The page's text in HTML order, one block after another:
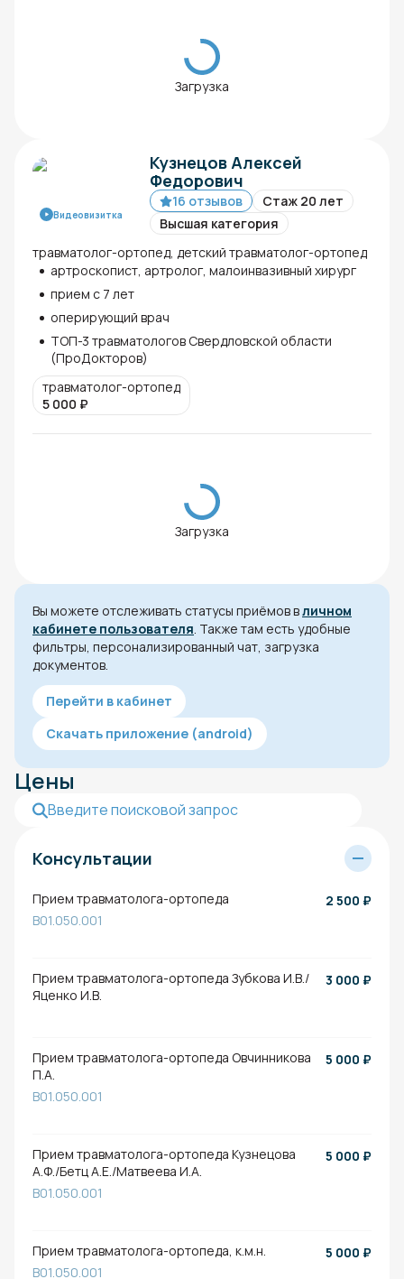
Загрузка
Видеовизитка
Кузнецов Алексей
Федорович
16 отзывов
Стаж 20 лет
Высшая категория
травматолог-ортопед, детский травматолог-ортопед
артроскопист, артролог, малоинвазивный хирург
прием с 7 лет
оперирующий врач
ТОП-3 травматологов Свердловской области
(ПроДокторов)
травматолог-ортопед
5 000 ₽
Загрузка
Вы можете отслеживать статусы приёмов вличном
кабинете пользователя. Также там есть удобные
фильтры, персонализированный чат, загрузка
документов.
Перейти в кабинет
Скачать приложение (android)
Цены
Консультации
Прием травматолога-ортопеда
B01.050.001
2 500 ₽
Прием травматолога-ортопеда Зубкова И.В./
Яценко И.В.
3 000 ₽
Прием травматолога-ортопеда Овчинникова
П.А.
B01.050.001
5 000 ₽
Прием травматолога-ортопеда Кузнецова
А.Ф./Бетц А.Е./Матвеева И.А.
B01.050.001
5 000 ₽
Прием травматолога-ортопеда, к.м.н.
B01.050.001
5 000 ₽